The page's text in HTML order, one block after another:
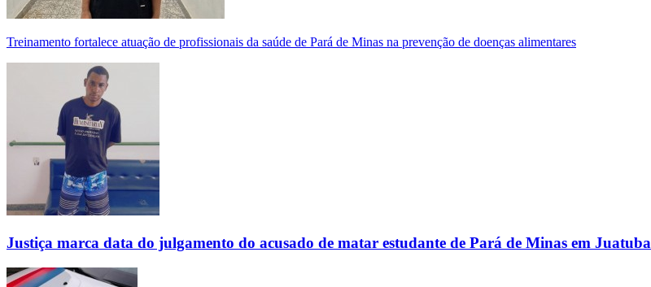
Treinamento fortalece atuação de profissionais da saúde de Pará de Minas na prevenção de doenças alimentares
Justiça marca data do julgamento do acusado de matar estudante de Pará de Minas em Juatuba